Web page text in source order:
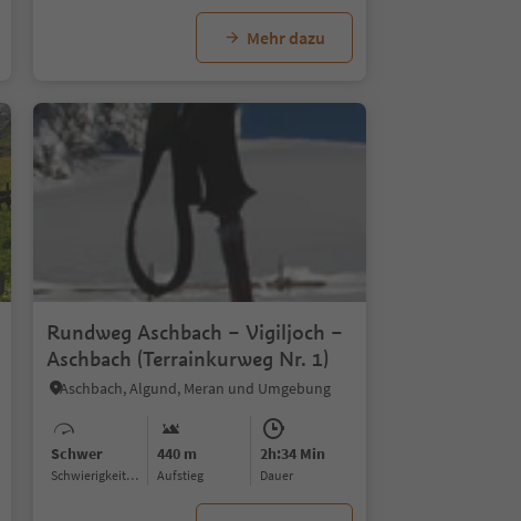
Mehr dazu
Rundweg Aschbach – Vigiljoch –
Aschbach (Terrainkurweg Nr. 1)
Aschbach, Algund, Meran und Umgebung
Schwer
Schwierigkeitsgrad
440 m
Aufstieg
2h:34 Min
Dauer